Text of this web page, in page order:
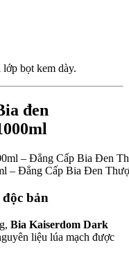
bọt kem dày.
đen
– Đẳng Cấp Bia Đen
bản
Bia Kaiserdom Dark
liệu lúa mạch được